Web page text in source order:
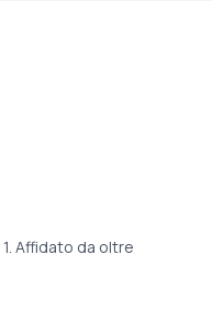
Affidato da oltre